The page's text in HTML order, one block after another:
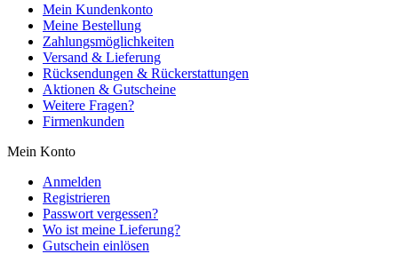
Mein Kundenkonto
Meine Bestellung
Zahlungsmöglichkeiten
Versand & Lieferung
Rücksendungen & Rückerstattungen
Aktionen & Gutscheine
Weitere Fragen?
Firmenkunden
Mein Konto
Anmelden
Registrieren
Passwort vergessen?
Wo ist meine Lieferung?
Gutschein einlösen